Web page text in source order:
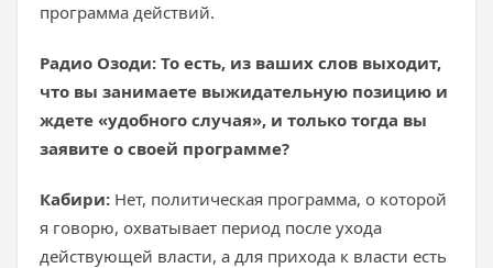
программа действий.
Радио Озоди: То есть, из ваших слов выходит,
что вы занимаете выжидательную позицию и
ждете «удобного случая», и только тогда вы
заявите о своей программе?
Кабири: Нет, политическая программа, о которой
я говорю, охватывает период после ухода
действующей власти, а для прихода к власти есть